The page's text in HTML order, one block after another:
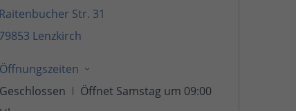
Raitenbucher Str. 31
79853 Lenzkirch